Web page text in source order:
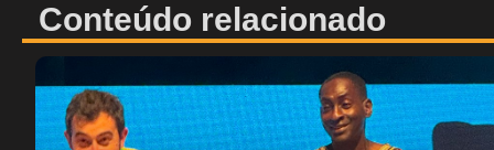
Conteúdo relacionado